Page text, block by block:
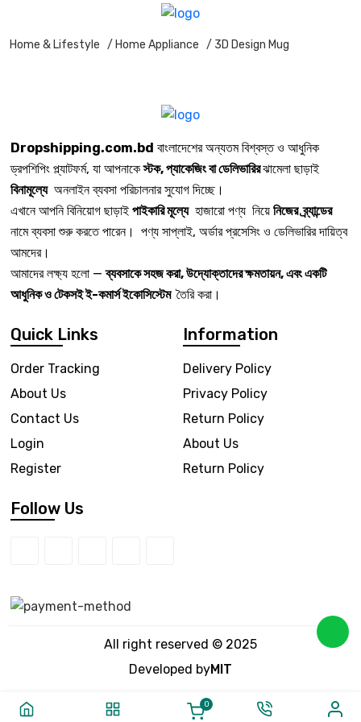
Home & Lifestyle / Home Appliance / 3D Design Mug
Dropshipping.com.bd বাংলাদেশের অন্যতম বিশ্বস্ত ও আধুনিক
ড্রপশিপিং প্ল্যাটফর্ম, যা আপনাকেস্টক, প্যাকেজিং বা ডেলিভারিরঝামেলা ছাড়াই
বিনামূল্যেঅনলাইন ব্যবসা পরিচালনার সুযোগ দিচ্ছে।
এখানে আপনি বিনিয়োগ ছাড়াই পাইকারি মূল্যেহাজারো পণ্য নিয়ে নিজের ব্র্যান্ডের
নামে ব্যবসা শুরু করতে পারেন। পণ্য সাপ্লাই, অর্ডার প্রসেসিং ও ডেলিভারির দায়িত্ব
আমদের।
আমাদের লক্ষ্য হলো —ব্যবসাকে সহজ করা, উদ্যোক্তাদের ক্ষমতায়ন, এবং একটি
আধুনিক ও টেকসই ই-কমার্স ইকোসিস্টেম তৈরি করা।
Quick Links
Order Tracking
About Us
Contact Us
Login
Register
Information
Delivery Policy
Privacy Policy
Return Policy
About Us
Return Policy
Follow Us
All right reserved © 2025
Developed byMIT
0